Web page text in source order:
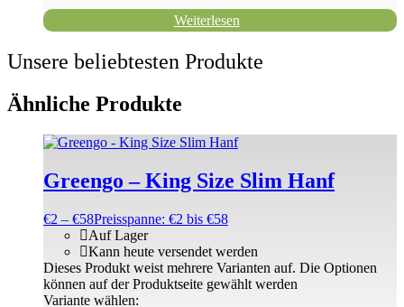
Weiterlesen
Unsere beliebtesten Produkte
Ähnliche Produkte
Greengo – King Size Slim Hanf
€2 – €58Preisspanne: €2 bis €58
Auf Lager
Kann heute versendet werden
Variante wählen:
Dieses Produkt weist mehrere Varianten auf. Die Optionen
können auf der Produktseite gewählt werden